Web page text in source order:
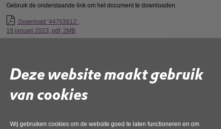
Deze website maakt gebruik
van cookies
Wij gebruiken cookies om de website goed te laten functioneren en om
Gebruik de onderstaande link om het document te downloaden.
Download ‘44703812’,
19 januari 2023, pdf, 2MB